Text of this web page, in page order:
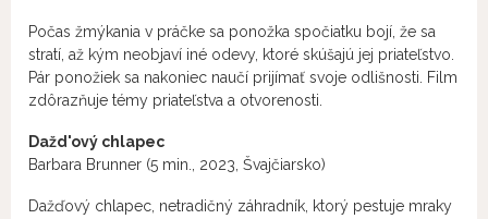
Počas žmýkania v práčke sa ponožka spočiatku bojí, že sa
stratí, až kým neobjaví iné odevy, ktoré skúšajú jej priateľstvo.
Pár ponožiek sa nakoniec naučí prijímať svoje odlišnosti. Film
zdôrazňuje témy priateľstva a otvorenosti.
Dažd'ový chlapec
Barbara Brunner (5 min., 2023, Švajčiarsko)
Dažďový chlapec, netradičný záhradník, ktorý pestuje mraky